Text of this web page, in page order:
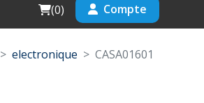
Cart
(0) Compte
electronique CASA01601